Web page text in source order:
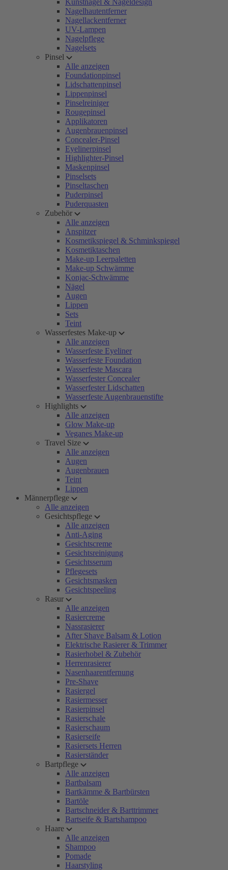
Kunstnägel & Nageldesign
Nagelhautentferner
Nagellackentferner
UV-Lampen
Nagelpflege
Nagelsets
Pinsel
Alle anzeigen
Foundationpinsel
Lidschattenpinsel
Lippenpinsel
Pinselreiniger
Rougepinsel
Applikatoren
Augenbrauenpinsel
Concealer-Pinsel
Eyelinerpinsel
Highlighter-Pinsel
Maskenpinsel
Pinselsets
Pinseltaschen
Puderpinsel
Puderquasten
Zubehör
Alle anzeigen
Anspitzer
Kosmetikspiegel & Schminkspiegel
Kosmetiktaschen
Make-up Leerpaletten
Make-up Schwämme
Konjac-Schwämme
Nägel
Augen
Lippen
Sets
Teint
Wasserfestes Make-up
Alle anzeigen
Wasserfeste Eyeliner
Wasserfeste Foundation
Wasserfeste Mascara
Wasserfester Concealer
Wasserfester Lidschatten
Wasserfeste Augenbrauenstifte
Highlights
Alle anzeigen
Glow Make-up
Veganes Make-up
Travel Size
Alle anzeigen
Augen
Augenbrauen
Teint
Lippen
Männerpflege
Alle anzeigen
Gesichtspflege
Alle anzeigen
Anti-Aging
Gesichtscreme
Gesichtsreinigung
Gesichtsserum
Pflegesets
Gesichtsmasken
Gesichtspeeling
Rasur
Alle anzeigen
Rasiercreme
Nassrasierer
After Shave Balsam & Lotion
Elektrische Rasierer & Trimmer
Rasierhobel & Zubehör
Herrenrasierer
Nasenhaarentfernung
Pre-Shave
Rasiergel
Rasiermesser
Rasierpinsel
Rasierschale
Rasierschaum
Rasierseife
Rasiersets Herren
Rasierständer
Bartpflege
Alle anzeigen
Bartbalsam
Bartkämme & Bartbürsten
Bartöle
Bartschneider & Barttrimmer
Bartseife & Bartshampoo
Haare
Alle anzeigen
Shampoo
Pomade
Haarstyling